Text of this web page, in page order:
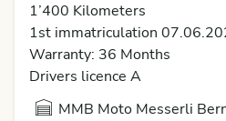
1’400 Kilometers
1st immatriculation
Warranty: 36 Months
Drivers licence A
MMB Moto Messerli